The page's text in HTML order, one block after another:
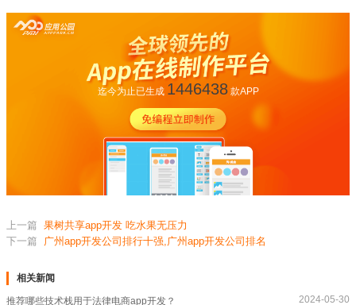
迄今为止已生成 1446438款APP
上一篇 果树共享app开发 吃水果无压力
下一篇
广州app开发公司排行十强,广州app开发公司排名
相关新闻
推荐哪些技术栈用于法律电商app开发？ 2024-05-30